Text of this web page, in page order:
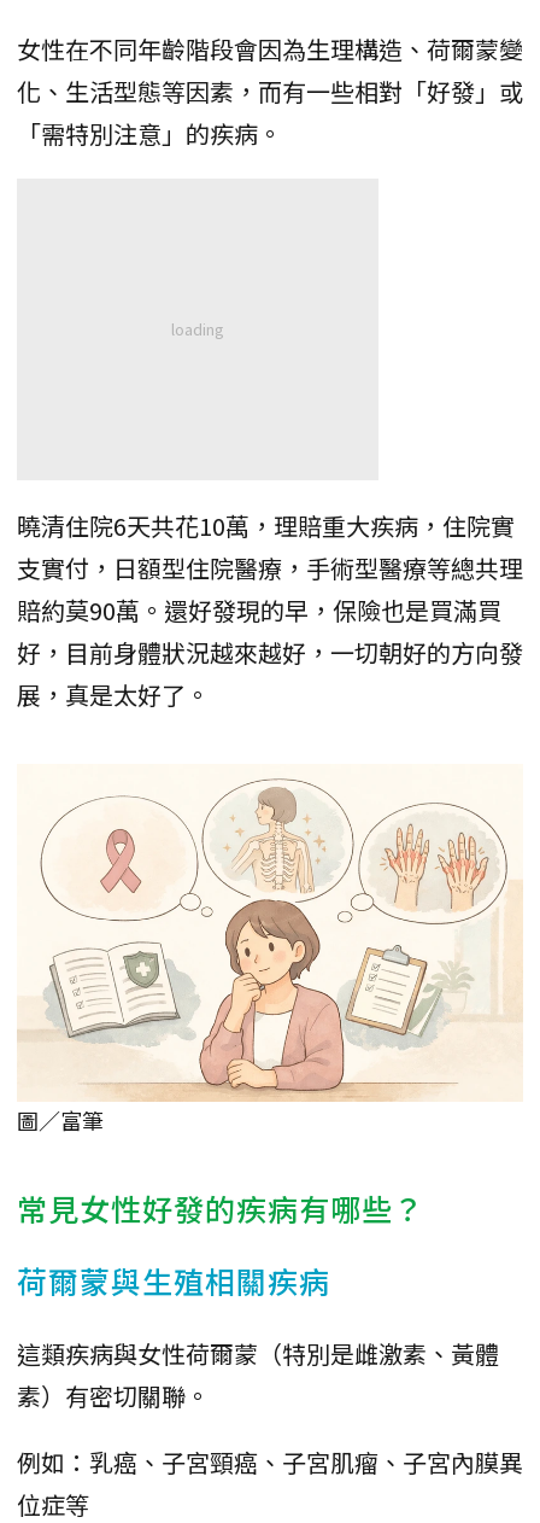
女性在不同年齡階段會因為生理構造、荷爾蒙變
化、生活型態等因素，而有一些相對「好發」或
「需特別注意」的疾病。
曉清住院6天共花10萬，理賠重大疾病，住院實
支實付，日額型住院醫療，手術型醫療等總共理
賠約莫90萬。還好發現的早，保險也是買滿買
好，目前身體狀況越來越好，一切朝好的方向發
展，真是太好了。
圖／富筆
常見女性好發的疾病有哪些？
荷爾蒙與生殖相關疾病
這類疾病與女性荷爾蒙（特別是雌激素、黃體
素）有密切關聯。
例如：乳癌、子宮頸癌、子宮肌瘤、子宮內膜異
位症等